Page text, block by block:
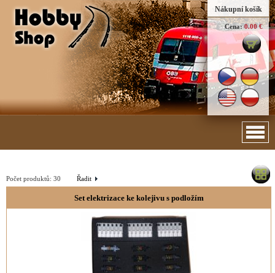
Nákupní košík
Cena: 0.00 €
Řadit
Počet produktů: 30
Set elektrizace ke kolejivu s podložím